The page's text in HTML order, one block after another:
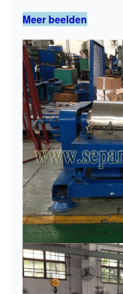
Pdc-
17-4
Pdc-
18-4,4
450
Pdc-
20
500
Pdc-
21
540
Meer beelden